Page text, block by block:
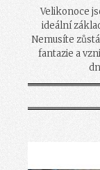
Velikonoce
ideální
Nemusíte
fantazie a